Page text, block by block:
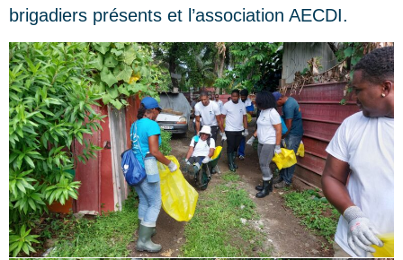
brigadiers présents et l’association AECDI.